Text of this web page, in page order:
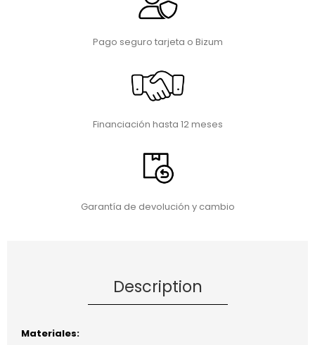
Pago seguro tarjeta o Bizum
Financiación hasta 12 meses
Garantía de devolución y cambio
Description
Materiales: